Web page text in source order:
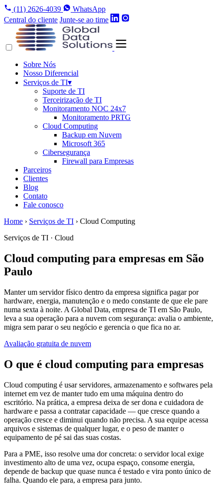
(11) 2626-4039
WhatsApp
Central do cliente Junte-se ao time
Sobre Nós
Nosso Diferencial
Serviços de TI▾
Suporte de TI
Terceirização de TI
Monitoramento NOC 24x7
Monitoramento PRTG
Cloud Computing
Backup em Nuvem
Microsoft 365
Cibersegurança
Firewall para Empresas
Parceiros
Clientes
Blog
Contato
Fale conosco
Home › Serviços de TI › Cloud Computing
Serviços de TI · Cloud
Cloud computing para empresas em São
Paulo
Manter um servidor físico dentro da empresa significa pagar por
hardware, energia, manutenção e o medo constante de que ele pare
numa sexta à noite. A Global Data, empresa de TI em São Paulo,
leva a sua operação para a nuvem com segurança: avalia o ambiente,
migra sem parar o seu negócio e gerencia o que fica no ar.
Avaliação gratuita de nuvem
O que é cloud computing para empresas
Cloud computing é usar servidores, armazenamento e softwares pela
internet em vez de manter tudo em uma máquina dentro do
escritório. Na prática, a empresa deixa de ser dona e cuidadora de
hardware e passa a contratar capacidade — que cresce quando a
operação cresce e diminui quando não precisa. A sua equipe acessa
arquivos e sistemas de qualquer lugar, e o peso de manter o
equipamento de pé sai das suas costas.
Para a PME, isso resolve uma dor concreta: o servidor local exige
investimento alto de uma vez, ocupa espaço, consome energia,
depende de backup que quase nunca é testado e vira ponto único de
falha. Quando ele para, a empresa para junto.